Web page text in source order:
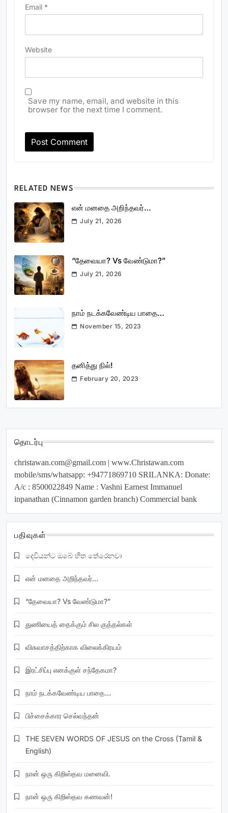
Email *
Website
Save my name, email, and website in this
browser for the next time I comment.
RELATED NEWS
என் மனதை அறிந்தவர்…
July 21, 2026
“தேவையா? Vs வேண்டுமா?”
July 21, 2026
நாம் நடக்கவேண்டிய பாதை…
November 15, 2023
தனித்து நில்!
February 20, 2023
தொடர்பு
christawan.com@gmail.com | www.Christawan.com
mobile/sms/whatsapp: +94771869710 SRILANKA: Donate:
A/c : 8500022849 Name : Vashni Earnest Immanuel
inpanathan (Cinnamon garden branch) Commercial bank
பதிவுகள்
දෙවියන්ට ඔබේ හිත තේරෙනවා
என் மனதை அறிந்தவர்…
“தேவையா? Vs வேண்டுமா?”
துணியைத் தைக்கும் சில குத்தல்கள்
விசுவாசத்திற்காக விலைக்கிரயம்
இரட்சிப்பு எனக்குள் சந்தேகமா?
நாம் நடக்கவேண்டிய பாதை…
பிச்சைக்கார செல்வந்தன்
THE SEVEN WORDS OF JESUS on the Cross (Tamil &
English)
நான் ஒரு கிறிஸ்தவ மனைவி.
நான் ஒரு கிறிஸ்தவ கணவன்!